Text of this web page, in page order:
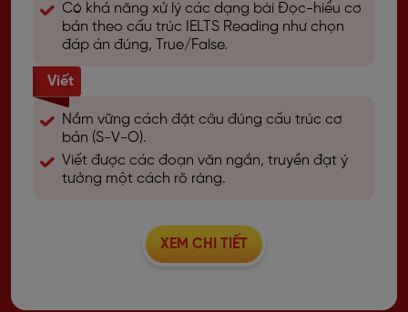
Có khả năng xử lý các dạng bài Đọc-hiểu cơ
bản theo cấu trúc IELTS Reading như chọn
đáp án đúng, True/False.
Viết
Nắm vững cách đặt câu đúng cấu trúc cơ
bản (S-V-O).
Viết được các đoạn văn ngắn, truyền đạt ý
tưởng một cách rõ ràng.
XEM CHI TIẾT